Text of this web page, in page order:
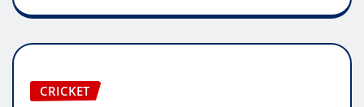
CRICKET